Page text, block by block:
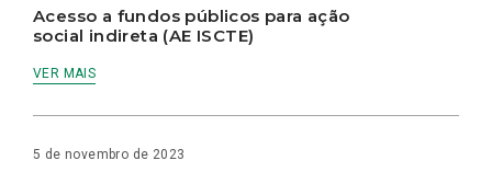
Acesso a fundos públicos para ação
social indireta (AE ISCTE)
VER MAIS
5 de novembro de 2023